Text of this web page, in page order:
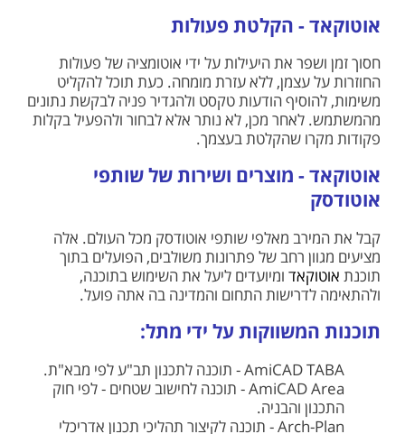
אוטוקאד - הקלטת פעולות
חסוך זמן ושפר את היעילות על ידי אוטומציה של פעולות
החוזרות על עצמן, ללא עזרת מומחה. כעת תוכל להקליט
משימות, להוסיף הודעות טקסט ולהגדיר פניה לבקשת נתונים
מהמשתמש. לאחר מכן, לא נותר אלא לבחור ולהפעיל בקלות
פקודות מקרו שהקלטת בעצמך.
אוטוקאד - מוצרים ושירות של שותפי
אוטודסק
קבל את המירב מאלפי שותפי אוטודסק מכל העולם. אלה
מציעים מגוון רחב של פתרונות משולבים, הפועלים בתוך
תוכנת אוטוקאדומיועדים ליעל את השימוש בתוכנה,
ולהתאימה לדרישות התחום והמדינה בה אתה פועל.
תוכנות המשווקות על ידי מתל:
AmiCAD TABA - תוכנה לתכנון תב"ע לפי מבא"ת.
AmiCAD Area - תוכנה לחישוב שטחים - לפי חוק
התכנון והבניה.
Arch-Plan - תוכנה לקיצור תהליכי תכנון אדריכלי